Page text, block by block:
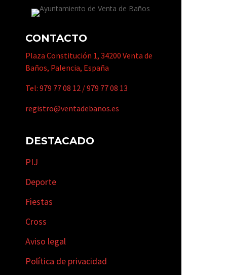
CONTACTO
Plaza Constitución 1, 34200 Venta de
Baños, Palencia, España
Tel: 979 77 08 12 /979 77 08 13
registro@ventadebanos.es
DESTACADO
PIJ
Deporte
Fiestas
Cross
Aviso legal
Política de privacidad